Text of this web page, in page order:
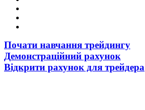
Почати навчання трейдингу
Демонстраційний рахунок
Відкрити рахунок для трейдера